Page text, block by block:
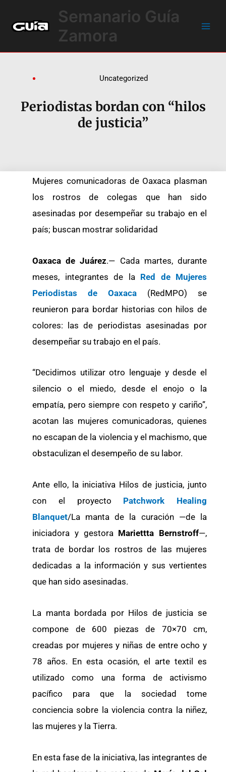
contenido
Semanario Guía
Zamora
Uncategorized
Periodistas bordan con “hilos
de justicia”
Mujeres comunicadoras de Oaxaca plasman
los rostros de colegas que han sido
asesinadas por desempeñar su trabajo en el
país; buscan mostrar solidaridad
Oaxaca de Juárez.— Cada martes, durante
meses, integrantes de la Red de Mujeres
Periodistas de Oaxaca
(RedMPO) se
reunieron para bordar historias con hilos de
colores: las de periodistas asesinadas por
desempeñar su trabajo en el país.
“Decidimos utilizar otro lenguaje y desde el
silencio o el miedo, desde el enojo o la
empatía, pero siempre con respeto y cariño”,
acotan las mujeres comunicadoras, quienes
no escapan de la violencia y el machismo, que
obstaculizan el desempeño de su labor.
Ante ello, la iniciativa Hilos de justicia, junto
con el proyecto Patchwork Healing
Blanquet/La manta de la curación —de la
iniciadora y gestora Mariettta Bernstroff—,
trata de bordar los rostros de las mujeres
dedicadas a la información y sus vertientes
que han sido asesinadas.
La manta bordada por Hilos de justicia se
compone de 600 piezas de 70×70 cm,
creadas por mujeres y niñas de entre ocho y
78 años. En esta ocasión, el arte textil es
utilizado como una forma de activismo
pacífico para que la sociedad tome
conciencia sobre la violencia contra la niñez,
las mujeres y la Tierra.
En esta fase de la iniciativa, las integrantes de